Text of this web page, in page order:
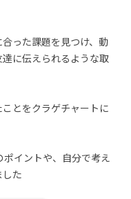
った課題を見つけ、動
に伝えられるような取
とをクラゲチャートに
イントや、自分で考え
た